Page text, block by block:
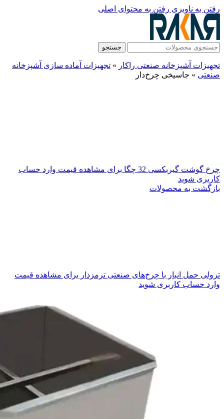
رفتن به ناوبری رفتن به محتوای اصلی
جستجو
تجهیزات آشپزخانه صنعتی راکار » تجهیزات آماده سازی آشپزخانه
صنعتی » جاسیخی چرخ‌دار
چرخ گوشت گیربکسی 32 چگا
برای مشاهده قیمت وارد حساب
کاربری شوید
بازگشت به محصولات
ترولی حمل انبار با چرخ‌های صنعتی ترمزدار برای مشاهده قیمت
وارد حساب کاربری شوید